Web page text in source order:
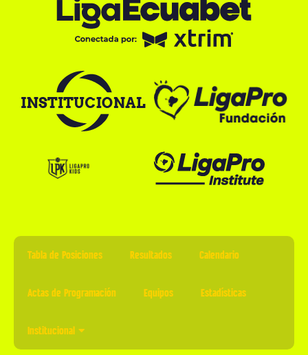
Tabla de Posiciones Resultados Calendario
Actas de Programación Equipos Estadísticas
Institucional